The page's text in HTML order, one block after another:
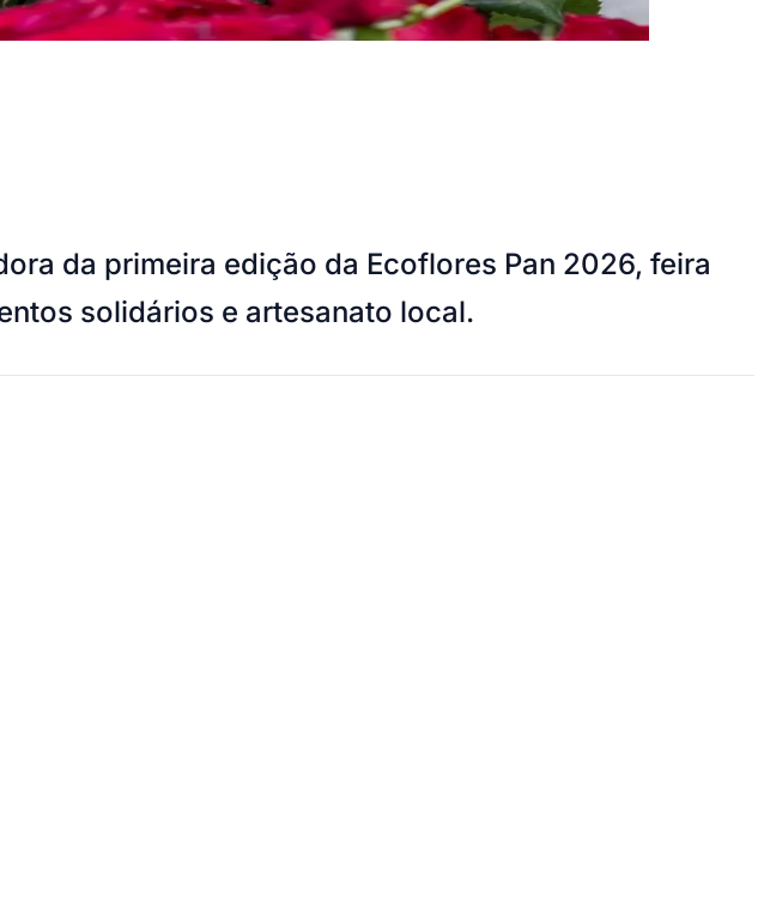
da primeira edição da Ecoflores Pan 2026, feira
solidários e artesanato local.